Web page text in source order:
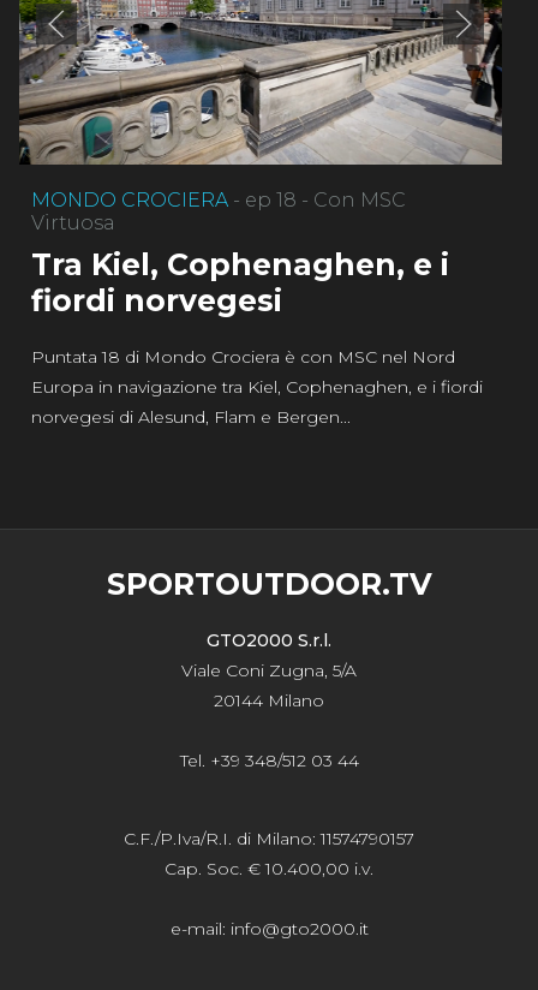
MONDO CROCIERA - ep 18 - Con MSC
Virtuosa
Tra Kiel, Cophenaghen, e i
fiordi norvegesi
Puntata 18 di Mondo Crociera è con MSC nel Nord
Europa in navigazione tra Kiel, Cophenaghen, e i fiordi
norvegesi di Alesund, Flam e Bergen...
SPORTOUTDOOR.TV
GTO2000 S.r.l.
Viale Coni Zugna, 5/A
20144 Milano
Tel. +39 348/512 03 44
C.F./P.Iva/R.I. di Milano: 11574790157
Cap. Soc. € 10.400,00 i.v.
e-mail: info@gto2000.it